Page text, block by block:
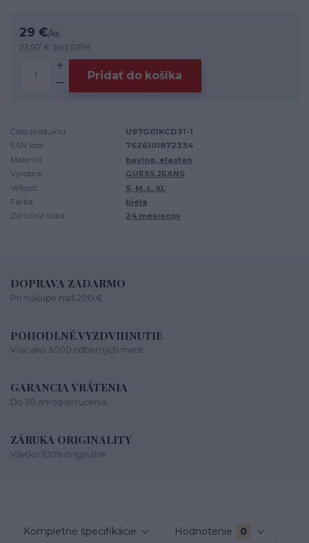
29 €/ks
23,97 € bez DPH
Pridať do košíka
Číslo produktu:
U97G01KCD31-1
EAN kód:
7626101872334
Materiál:
bavlna, elastan
Výrobca:
GUESS JEANS
Veľkosť:
S, M, L, XL
Farba:
biela
Záručná doba:
24 mesiacov
DOPRAVA ZADARMO
Pri nákupe nad 200 €
POHODLNÉ VYZDVIHNUTIE
Viac ako 3000 odberných miest
GARANCIA VRÁTENIA
Do 30 dní od doručenia
ZÁRUKA ORIGINALITY
Všetko 100% originálne
Kompletné špecifikácie Hodnotenie 0